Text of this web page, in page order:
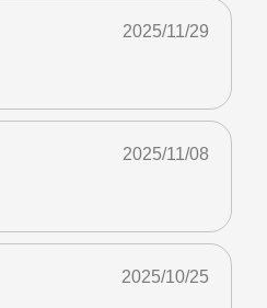
2025/11/29
2025/11/08
2025/10/25